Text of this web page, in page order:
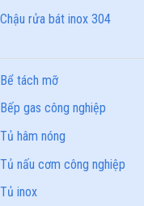
Chậu rửa bát inox 304
Bể tách mỡ
Bếp gas công nghiệp
Tủ hâm nóng
Tủ nấu cơm công nghiệp
Tủ inox